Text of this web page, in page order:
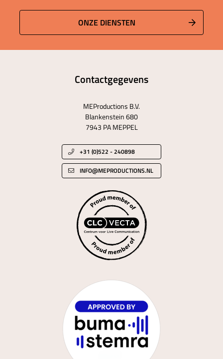
ONZE DIENSTEN
Contactgegevens
MEProductions B.V.
Blankenstein 680
7943 PA MEPPEL
+31 (0)522 - 240898
INFO@MEPRODUCTIONS.NL